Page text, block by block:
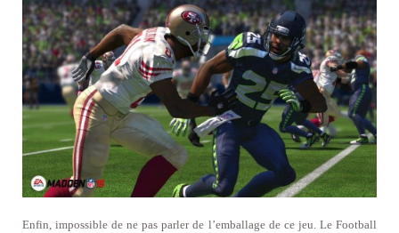
Enfin, impossible de ne pas parler de l’emballage de ce jeu. Le Football